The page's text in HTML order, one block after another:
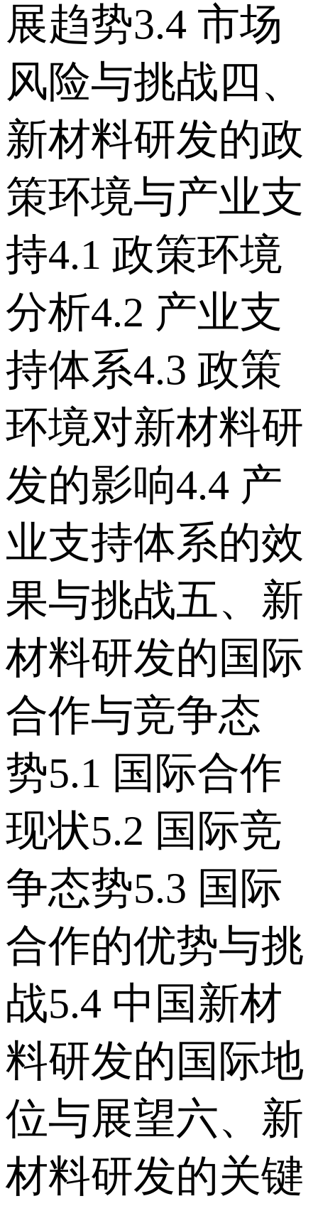
展趋势 3.4 市场
风险与挑战 四、
新材料研发的政
策环境与产业支
持 4.1 政策环境
分析 4.2 产业支
持体系 4.3 政策
环境对新材料研
发的影响 4.4 产
业支持体系的效
果与挑战 五、新
材料研发的国际
合作与竞争态
势 5.1 国际合作
现状 5.2 国际竞
争态势 5.3 国际
合作的优势与挑
战 5.4 中国新材
料研发的国际地
位与展望 六、新
材料研发的关键